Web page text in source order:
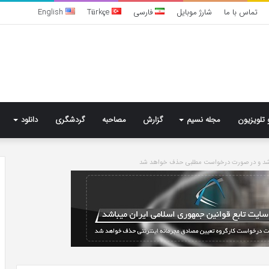
تماس با ما شارژ موبایل فارسی Türkçe
English
تلویزیون مجله نسیم گزارش مصاحبه گردشگری دانلود
و در صورت درخواست مطلبی حذف خواهد شد
سندرم
پرادر-
ویلی
چگونه
انجام
5 روز پیش